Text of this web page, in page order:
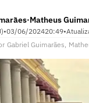
•Matheus
•03/06/202420:49•
Gabriel Guimarães,